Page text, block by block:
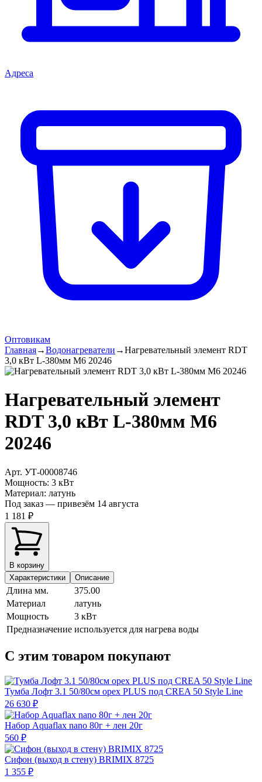
Адреса
Оптовикам
Главная→Водонагреватели →Нагревательный элемент RDT
3,0 кВт L-380мм М6 20246
Нагревательный элемент
RDT 3,0 кВт L-380мм М6
20246
Арт. УТ-00008746
Мощность: 3 кВт
Материал: латунь
Под заказ — привезём 14 августа
1 181 ₽
В корзину
Характеристики
Описание
Длина мм.
375.00
Материал
латунь
Мощность
3 кВт
Предназначение используется для нагрева воды
С этим товаром покупают
Тумба Лофт 3.1 50/80см орех PLUS под CREA 50 Style Line
26 630 ₽
Набор Aquaflax nano 80г + лен 20г
560 ₽
Сифон (выход в стену) BRIMIX 8725
1 355 ₽